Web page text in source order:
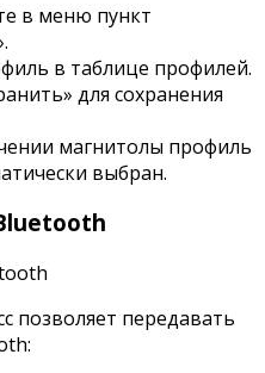
в меню пункт
в таблице профилей.
для сохранения
магнитолы профиль
выбран.
позволяет передавать